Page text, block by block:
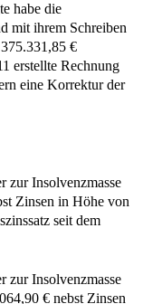
habe die
mit ihrem Schreiben
€
erstellte Rechnung
eine Korrektur der
zur Insolvenzmasse
Zinsen in Höhe von
seit dem
zur Insolvenzmasse
€ nebst Zinsen